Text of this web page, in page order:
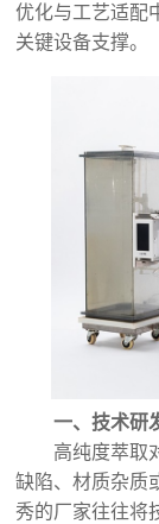
优化与工艺适配
关键设备支撑。
一、技术研
高纯度萃取
缺陷、材质杂质
秀的厂家往往将